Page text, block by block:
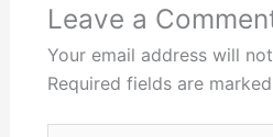
Leave a
Your email address will
Required fields are marked